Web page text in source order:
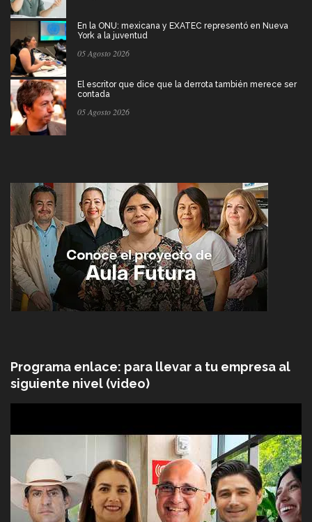
En la ONU: mexicana y EXATEC representó en Nueva
York a la juventud
05 Agosto 2026
El escritor que dice que la derrota también merece ser
contada
05 Agosto 2026
Programa enlace: para llevar a tu empresa al
siguiente nivel (video)